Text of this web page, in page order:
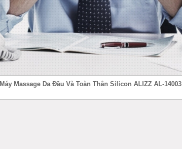
Máy Massage Da Đầu Và Toàn Thân Silicon ALIZZ AL-14003